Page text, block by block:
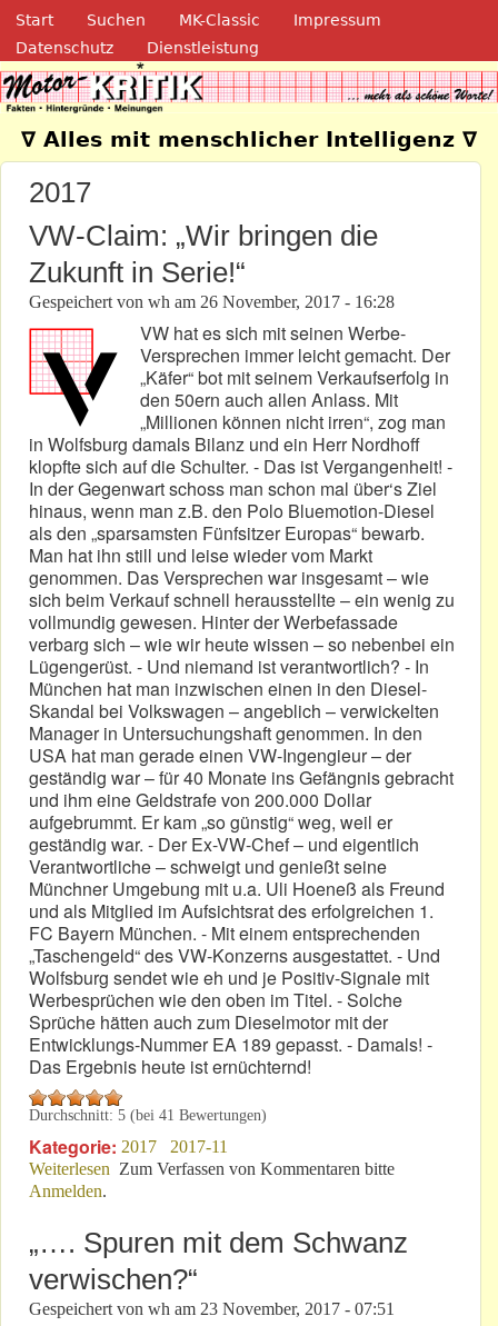
Direkt zum Inhalt
Navigation
Start Suchen MK-Classic
Impressum
Datenschutz
Dienstleistung
Motor-Kritik.de
∇ Alles mit menschlicher Intelligenz ∇
2017
VW-Claim: „Wir bringen die
Zukunft in Serie!“
Gespeichert von wh am 26 November, 2017 - 16:28
VW hat es sich mit seinen Werbe-
Versprechen immer leicht gemacht. Der
„Käfer“ bot mit seinem Verkaufserfolg in
den 50ern auch allen Anlass. Mit
„Millionen können nicht irren“, zog man
in Wolfsburg damals Bilanz und ein Herr Nordhoff
klopfte sich auf die Schulter. - Das ist Vergangenheit! -
In der Gegenwart schoss man schon mal über‘s Ziel
hinaus, wenn man z.B. den Polo Bluemotion-Diesel
als den „sparsamsten Fünfsitzer Europas“ bewarb.
Man hat ihn still und leise wieder vom Markt
genommen. Das Versprechen war insgesamt – wie
sich beim Verkauf schnell herausstellte – ein wenig zu
vollmundig gewesen. Hinter der Werbefassade
verbarg sich – wie wir heute wissen – so nebenbei ein
Lügengerüst. - Und niemand ist verantwortlich? - In
München hat man inzwischen einen in den Diesel-
Skandal bei Volkswagen – angeblich – verwickelten
Manager in Untersuchungshaft genommen. In den
USA hat man gerade einen VW-Ingengieur – der
geständig war – für 40 Monate ins Gefängnis gebracht
und ihm eine Geldstrafe von 200.000 Dollar
aufgebrummt. Er kam „so günstig“ weg, weil er
geständig war. - Der Ex-VW-Chef – und eigentlich
Verantwortliche – schweigt und genießt seine
Münchner Umgebung mit u.a. Uli Hoeneß als Freund
und als Mitglied im Aufsichtsrat des erfolgreichen 1.
FC Bayern München. - Mit einem entsprechenden
„Taschengeld“ des VW-Konzerns ausgestattet. - Und
Wolfsburg sendet wie eh und je Positiv-Signale mit
Werbesprüchen wie den oben im Titel. - Solche
Sprüche hätten auch zum Dieselmotor mit der
Entwicklungs-Nummer EA 189 gepasst. - Damals! -
Das Ergebnis heute ist ernüchternd!
Durchschnitt: 5 (bei 41 Bewertungen)
Kategorie: 2017
2017-11
Weiterlesen über VW-Claim: „Wir bringen die Zukunft in Serie!“
Zum Verfassen von Kommentaren bitte
Anmelden.
„…. Spuren mit dem Schwanz
verwischen?“
Gespeichert von wh am 23 November, 2017 - 07:51